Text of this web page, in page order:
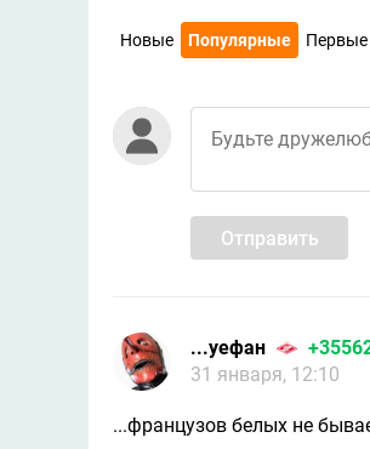
Новые Популярные Первые
Отправить
...уефан
31 января, 12:10
...французов белых не